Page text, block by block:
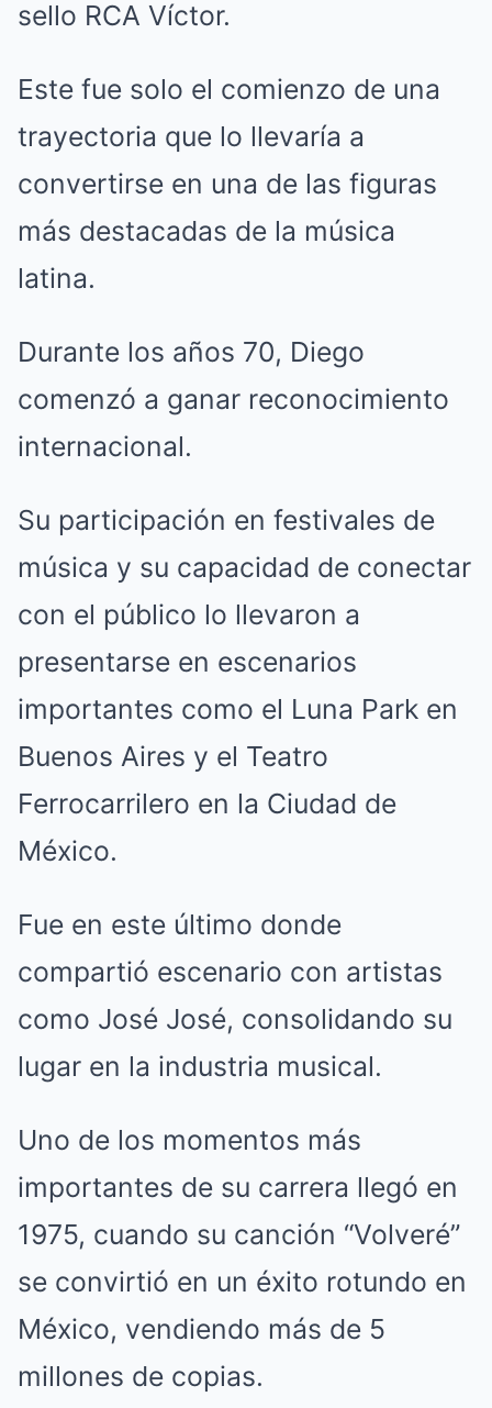
sello RCA Víctor.
Este fue solo el comienzo de una
trayectoria que lo llevaría a
convertirse en una de las figuras
más destacadas de la música
latina.
Durante los años 70, Diego
comenzó a ganar reconocimiento
internacional.
Su participación en festivales de
música y su capacidad de conectar
con el público lo llevaron a
presentarse en escenarios
importantes como el Luna Park en
Buenos Aires y el Teatro
Ferrocarrilero en la Ciudad de
México.
Fue en este último donde
compartió escenario con artistas
como José José, consolidando su
lugar en la industria musical.
Uno de los momentos más
importantes de su carrera llegó en
1975, cuando su canción “Volveré”
se convirtió en un éxito rotundo en
México, vendiendo más de 5
millones de copias.